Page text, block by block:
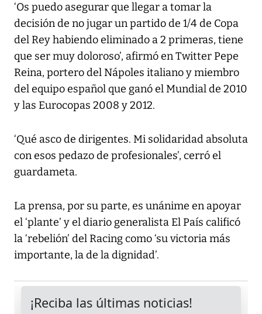
‘Os puedo asegurar que llegar a tomar la
decisión de no jugar un partido de 1/4 de Copa
del Rey habiendo eliminado a 2 primeras, tiene
que ser muy doloroso’, afirmó en Twitter Pepe
Reina, portero del Nápoles italiano y miembro
del equipo español que ganó el Mundial de 2010
y las Eurocopas 2008 y 2012.
‘Qué asco de dirigentes. Mi solidaridad absoluta
con esos pedazo de profesionales’, cerró el
guardameta.
La prensa, por su parte, es unánime en apoyar
el ‘plante’ y el diario generalista El País calificó
la ‘rebelión’ del Racing como ‘su victoria más
importante, la de la dignidad’.